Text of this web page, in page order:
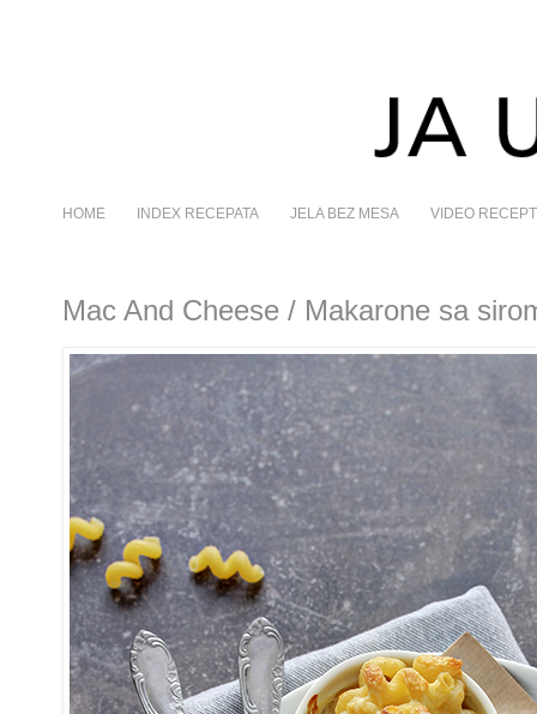
HOME INDEX RECEPATA JELA BEZ MESA VIDEO
Mac And Cheese / Makarone sa